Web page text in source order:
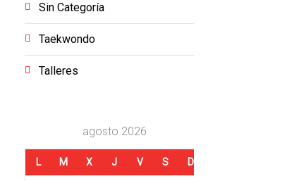
Sin Categoría
Taekwondo
Talleres
agosto 2026
L M X J V S D